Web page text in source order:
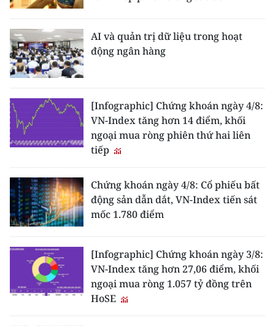
AI và quản trị dữ liệu trong hoạt
động ngân hàng
[Infographic] Chứng khoán ngày 4/8:
VN-Index tăng hơn 14 điểm, khối
ngoại mua ròng phiên thứ hai liên
tiếp
Chứng khoán ngày 4/8: Cổ phiếu bất
động sản dẫn dắt, VN-Index tiến sát
mốc 1.780 điểm
[Infographic] Chứng khoán ngày 3/8:
VN-Index tăng hơn 27,06 điểm, khối
ngoại mua ròng 1.057 tỷ đồng trên
HoSE